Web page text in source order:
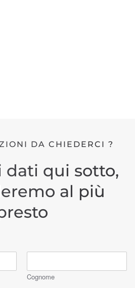
DA CHIEDERCI ?
dati qui sotto,
al più
Cognome